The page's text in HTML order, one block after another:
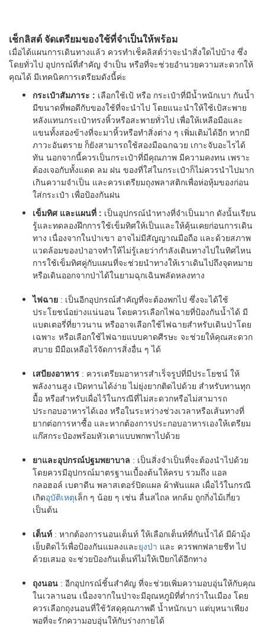
เช็กลิสต์ จัดเตรียมของใช้ที่จำเป็นให้พร้อม
เมื่อได้แผนการเดินทางแล้ว ควรทำเช็คลิสต์ว่าจะนำสิ่งใดไปบ้าง ซึ่ง
โดยทั่วไป อุปกรณ์ที่สำคัญ จำเป็น หรือที่จะช่วยอำนวยความสะดวกให้
คุณได้ มีเทคนิคการเตรียมดังนี้ค่ะ
กระเป๋าสัมภาระ : เลือกใช้เป้ หรือ กระเป๋าที่มีน้ำหนักเบา กันน้ำ
มีขนาดที่พอดีกับของใช้ที่จะนำไป โดยแนะนำให้ใช้เป้สะพาย
หลังแทนกระเป๋าทรงหิ้วหรือสะพายทั่วไป เพื่อให้เหลือมือและ
แขนทั้งสองข้างที่จะมาหิ้วหรือทำสิ่งต่าง ๆ เพิ่มเติมได้อีก หากมี
ภาวะอันตราย ก็ยังสามารถใช้สองมือฉกฉวย เกาะจับอะไรได้
ทัน นอกจากนี้ควรเป็นกระเป๋าที่มีคุณภาพ มีความคงทน เพราะ
ต้องเจอกับทั้งแดด ลม ฝน ของที่ใส่ในกระเป๋าก็ไม่ควรนำไปมาก
เกินความจำเป็น และควรเตรียมถุงพลาสติกเพื่อห่อหุ้มของก่อน
ใส่กระเป๋า เพื่อป้องกันฝน
เข็มทิศ และแผนที่ : เป็นอุปกรณ์นำทางที่จำเป็นมาก ดังนั้นเรียน
รู้และทดลองฝึกการใช้เข็มทิศให้เป็นและให้คุ้นเคยก่อนการเดิน
ทาง เนื่องจากในป่าเขา อาจไม่มีสัญญาณมือถือ และด้วยสภาพ
แวดล้อมของป่าอาจทำให้ไม่รู้เลยว่ากำลังเดินทางไปในทิศไหน
การใช้เข็มทิศคู่กับแผนที่จะช่วยนำทางให้เราเดินไปถึงจุดหมาย
หรือเดินออกจากป่าได้ในยามฉุกเฉินพลัดหลงทาง
ไฟฉาย : เป็นอีกอุปกรณ์สำคัญที่จะต้องพกไป ซึ่งจะได้ใช้
ประโยชน์อย่างแน่นอน โดยควรเลือกไฟฉายที่ป้องกันน้ำได้ มี
แบตเตอรี่ที่ยาวนาน หรืออาจเลือกใช้ไฟฉายสำหรับเดินป่าโดย
เฉพาะ หรือเลือกใช้ไฟฉายแบบคาดศีรษะ จะช่วยให้คุณสะดวก
สบาย มีมือเหลือไว้จัดการสิ่งอื่น ๆ ได้
เสบียงอาหาร : ควรเตรียมอาหารสำเร็จรูปที่มีประโยชน์ ให้
พลังงานสูง เปิดทานได้ง่าย ไม่ยุ่งยากติดไปด้วย สำหรับทานทุก
มื้อ หรือสำหรับเผื่อไว้ในกรณีที่ไม่สะดวกหรือไม่สามารถ
ประกอบอาหารได้เอง หรือในระหว่างช่วงเวลาหรือเส้นทางที่
ยากต่อการหาซื้อ และหากต้องการประกอบอาหารเองให้เตรียม
แก๊สกระป๋องพร้อมหัวเตาแบบพกพาไปด้วย
ยาและอุปกรณ์ปฐมพยาบาล : เป็นสิ่งจำเป็นที่จะต้องนำไปด้วย
โดยควรมีอุปกรณ์มาตรฐานเบื้องต้นให้ครบ รวมถึง แอล
กลอฮอล์ เบตาดีน พลาสเตอร์ปิดแผล ผ้าพันแผล เผื่อไว้ในกรณี
เกิดอุบัติเหตุเล็ก ๆ น้อย ๆ เช่น ลื่นสไถล หกล้ม ถูกกิ่งไม้เกี่ยว
เป็นต้น
เต็นท์ : หากต้องการนอนเต็นท์ ให้เลือกเต็นท์ที่กันน้ำได้ มีผ้ามุ้ง
เย็บติดไว้เพื่อป้องกันแมลงและยุงป่า และ ควรพกฟลายชีท ไป
ด้วยเสมอ จะช่วยป้องกันเต็นท์ไม่ให้เปียกได้อีกทาง
ถุงนอน : อีกอุปกรณ์ชิ้นสำคัญ ที่จะช่วยเพิ่มความอบอุ่นให้กับคุณ
ในเวลานอน เนื่องจากในป่าจะมีอุณหภูมิที่ต่ำกว่าในเมือง โดย
ควรเลือกถุงนอนที่ใช้วัสดุคุณภาพดี น้ำหนักเบา แต่บุหนาเพียง
พอที่จะรักความอบอุ่นให้กับร่างกายได้